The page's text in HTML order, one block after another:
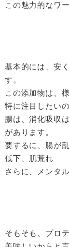
この魅力的なワ
基本的には、安
す。
この添加物は、
特に注目したい
腸は、消化吸収
があります。
要するに、腸が
低下、肌荒れ
さらに、メンタ
そもそも、プロ